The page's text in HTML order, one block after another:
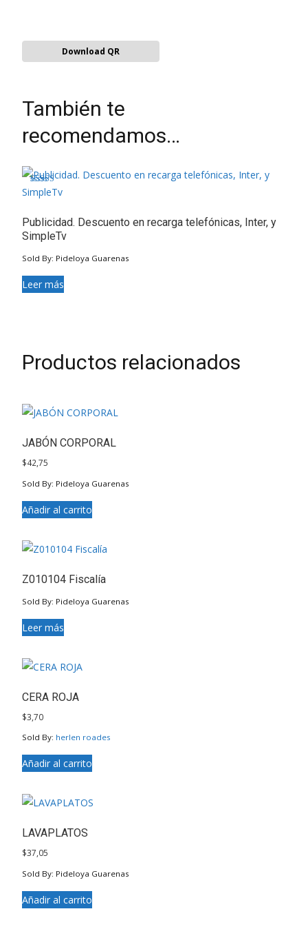
Download QR
También te
recomendamos…
Publicidad. Descuento en recarga telefónicas, Inter, y
SimpleTv
Valorado en
4.50
Sold By: Pideloya Guarenas
Leer más
Productos relacionados
JABÓN CORPORAL
$42,75
Sold By: Pideloya Guarenas
Añadir al carrito
Z010104 Fiscalía
Sold By: Pideloya Guarenas
Leer más
CERA ROJA
$3,70
Sold By: herlen roades
Añadir al carrito
LAVAPLATOS
$37,05
Sold By: Pideloya Guarenas
Añadir al carrito